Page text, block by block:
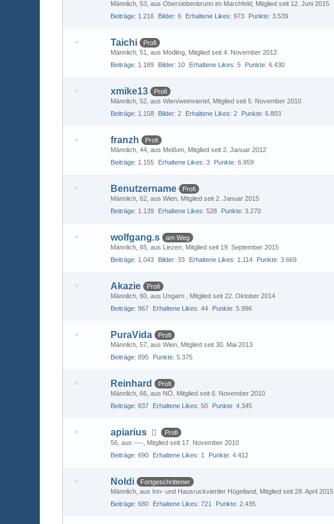
Männlich 53 aus Obersiebenbrunn im Marchfeld Mitglied seit 12. Juni 2015
Beiträge 1.216 Bilder 6 Erhaltene Likes 973 Punkte 3.539
Taichi
Profi
Männlich 51 aus Mödling Mitglied seit 4. November 2012
Beiträge 1.189 Bilder 10 Erhaltene Likes 5 Punkte 6.430
xmike13
Profi
Männlich 52 aus Wien/weinviertel Mitglied seit 5. November 2010
Beiträge 1.158 Bilder 2 Erhaltene Likes 2 Punkte 6.803
franzh
Profi
Männlich 44 aus Meißen Mitglied seit 2. Januar 2012
Beiträge 1.155 Erhaltene Likes 3 Punkte 6.959
Benutzername
Profi
Männlich 62 aus Wien Mitglied seit 2. Januar 2015
Beiträge 1.139 Erhaltene Likes 528 Punkte 3.270
wolfgang.s
am Weg
Männlich 65 aus Liezen Mitglied seit 19. September 2015
Beiträge 1.043 Bilder 33 Erhaltene Likes 1.114 Punkte 3.669
Akazie
Profi
Männlich 60 aus Ungarn
Mitglied seit 22. Oktober 2014
Beiträge 967 Erhaltene Likes 44 Punkte 5.996
PuraVida
Profi
Männlich 57 aus Wien Mitglied seit 30. Mai 2013
Beiträge 895 Punkte 5.375
Reinhard
Profi
Männlich 66 aus NÖ
Mitglied seit 6. November 2010
Beiträge 837 Erhaltene Likes 50 Punkte 4.345
apiarius
Profi
56 aus ----
Mitglied seit 17. November 2010
Beiträge 690 Erhaltene Likes 1 Punkte 4.412
Noldi
Fortgeschrittener
Männlich aus Inn- und Hausruckviertler Hügelland Mitglied seit 28. April 2015
Beiträge 680 Erhaltene Likes 721 Punkte 2.435